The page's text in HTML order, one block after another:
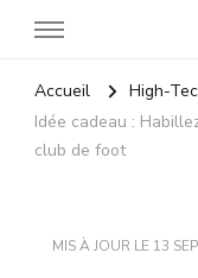
Accueil
High-
Idée cadeau :
club de foot
MIS À JOUR LE 13